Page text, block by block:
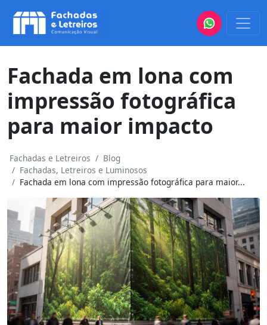
Fachada em lona com
impressão fotográfica
para maior impacto
Fachadas e Letreiros
Blog
Fachadas, Letreiros e Luminosos
Fachada em lona com impressão fotográfica para maior...